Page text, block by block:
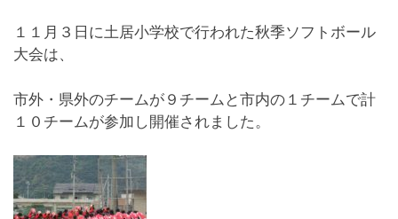
１１月３日に土居小学校で行われた秋季ソフトボール
大会は、
市外・県外のチームが９チームと市内の１チームで計
１０チームが参加し開催されました。